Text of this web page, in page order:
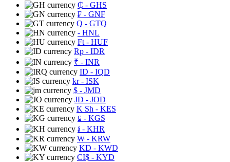
₵ - GHS
₣ - GNF
Q - GTQ
- HNL
Ft - HUF
Rp - IDR
₹ - INR
ID - IQD
kr- ISK
$ - JMD
JD - JOD
K Sh - KES
⃀ - KGS
៛ - KHR
₩ - KRW
KD - KWD
CI$ - KYD